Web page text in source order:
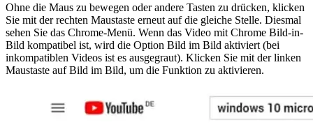
Ohne die Maus zu bewegen oder andere Tasten zu drücken, klicken
Sie mit der rechten Maustaste erneut auf die gleiche Stelle. Diesmal
sehen Sie das Chrome-Menü. Wenn das Video mit Chrome Bild-in-
Bild kompatibel ist, wird die Option Bild im Bild aktiviert (bei
inkompatiblen Videos ist es ausgegraut). Klicken Sie mit der linken
Maustaste auf Bild im Bild, um die Funktion zu aktivieren.